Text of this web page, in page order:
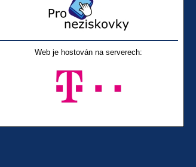
Web je hostován na serverech: